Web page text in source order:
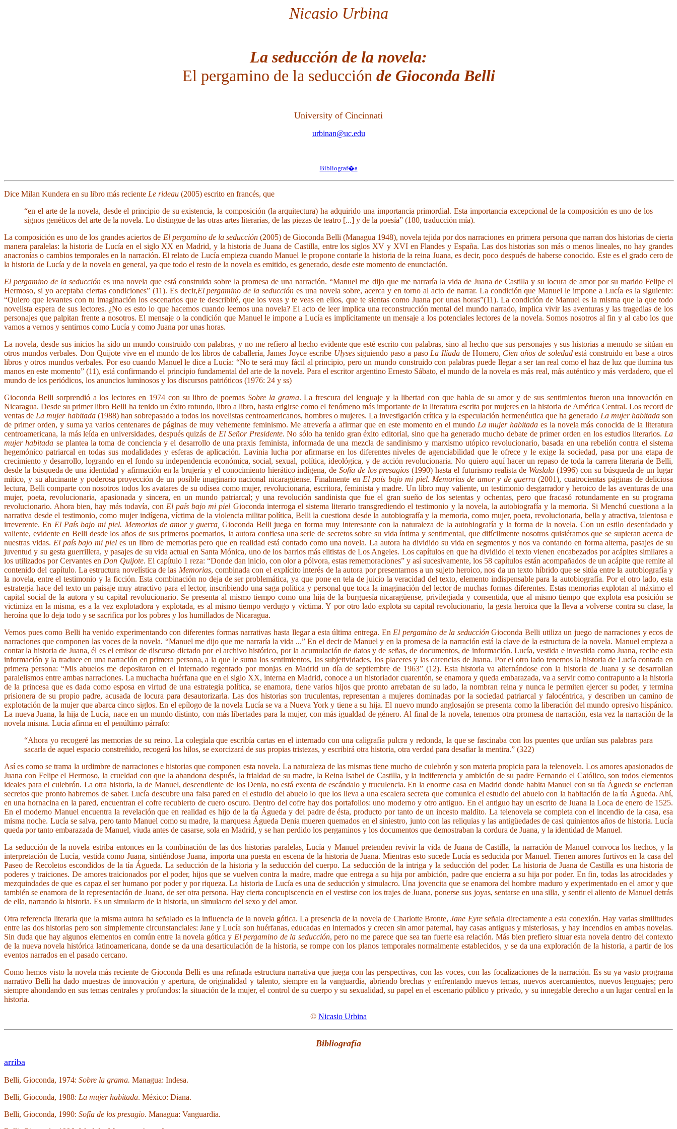
Nicasio Urbina
La seducción de la novela:
El pergamino de la seducción de Gioconda Belli
University of Cincinnati
urbinan@uc.edu
Bibliograf�a
Dice Milan Kundera en su libro más reciente Le rideau (2005) escrito en francés, que
“en el arte de la novela, desde el principio de su existencia, la composición (la arquitectura) ha adquirido una importancia primordial. Esta importancia excepcional de la composición es uno de los
signos genéticos del arte de la novela. Lo distingue de las otras artes literarias, de las piezas de teatro [...] y de la poesía” (180, traducción mía).
La composición es uno de los grandes aciertos de El pergamino de la seducción(2005) de Gioconda Belli (Managua 1948), novela tejida por dos narraciones en primera persona que narran dos historias de cierta
manera paralelas: la historia de Lucía en el siglo XX en Madrid, y la historia de Juana de Castilla, entre los siglos XV y XVI en Flandes y España. Las dos historias son más o menos lineales, no hay grandes
anacronías o cambios temporales en la narración. El relato de Lucía empieza cuando Manuel le propone contarle la historia de la reina Juana, es decir, poco después de haberse conocido. Este es el grado cero de
la historia de Lucía y de la novela en general, ya que todo el resto de la novela es emitido, es generado, desde este momento de enunciación.
El pergamino de la seducción es una novela que está construida sobre la promesa de una narración. “Manuel me dijo que me narraría la vida de Juana de Castilla y su locura de amor por su marido Felipe el
Hermoso, si yo aceptaba ciertas condiciones” (11). Es decir,El pergamino de la seducción es una novela sobre, acerca y en torno al acto de narrar. La condición que Manuel le impone a Lucía es la siguiente:
“Quiero que levantes con tu imaginación los escenarios que te describiré, que los veas y te veas en ellos, que te sientas como Juana por unas horas”(11). La condición de Manuel es la misma que la que todo
novelista espera de sus lectores. ¿No es esto lo que hacemos cuando leemos una novela? El acto de leer implica una reconstrucción mental del mundo narrado, implica vivir las aventuras y las tragedias de los
personajes que palpitan frente a nosotros. El mensaje o la condición que Manuel le impone a Lucía es implícitamente un mensaje a los potenciales lectores de la novela. Somos nosotros al fin y al cabo los que
vamos a vernos y sentirnos como Lucía y como Juana por unas horas.
La novela, desde sus inicios ha sido un mundo construido con palabras, y no me refiero al hecho evidente que esté escrito con palabras, sino al hecho que sus personajes y sus historias a menudo se sitúan en
otros mundos verbales. Don Quijote vive en el mundo de los libros de caballería, James Joyce escribe Ulysessiguiendo paso a paso La Ilíada de Homero, Cien años de soledadestá construido en base a otros
libros y otros mundos verbales. Por eso cuando Manuel le dice a Lucía: “No te será muy fácil al principio, pero un mundo construido con palabras puede llegar a ser tan real como el haz de luz que ilumina tus
manos en este momento” (11), está confirmando el principio fundamental del arte de la novela. Para el escritor argentino Ernesto Sábato, el mundo de la novela es más real, más auténtico y más verdadero, que el
mundo de los periódicos, los anuncios luminosos y los discursos patrióticos (1976: 24 y ss)
Gioconda Belli sorprendió a los lectores en 1974 con su libro de poemas Sobre la grama. La frescura del lenguaje y la libertad con que habla de su amor y de sus sentimientos fueron una innovación en
Nicaragua. Desde su primer libro Belli ha tenido un éxito rotundo, libro a libro, hasta erigirse como el fenómeno más importante de la literatura escrita por mujeres en la historia de América Central. Los record de
ventas de La mujer habitada(1988) han sobrepasado a todos los novelistas centroamericanos, hombres o mujeres. La investigación crítica y la especulación hermenéutica que ha generado La mujer habitadason
de primer orden, y suma ya varios centenares de páginas de muy vehemente feminismo. Me atrevería a afirmar que en este momento en el mundo La mujer habitadaes la novela más conocida de la literatura
centroamericana, la más leída en universidades, después quizás de El Señor Presidente. No sólo ha tenido gran éxito editorial, sino que ha generado mucho debate de primer orden en los estudios literarios. La
mujer habitada se plantea la toma de conciencia y el desarrollo de una praxis feminista, informada de una mezcla de sandinismo y marxismo utópico revolucionario, basada en una rebelión contra el sistema
hegemónico patriarcal en todas sus modalidades y esferas de aplicación. Lavinia lucha por afirmarse en los diferentes niveles de agenciabilidad que le ofrece y le exige la sociedad, pasa por una etapa de
crecimiento y desarrollo, logrando en el fondo su independencia económica, social, sexual, política, ideológica, y de acción revolucionaria. No quiero aquí hacer un repaso de toda la carrera literaria de Belli,
desde la búsqueda de una identidad y afirmación en la brujería y el conocimiento hierático indígena, de Sofía de los presagios (1990) hasta el futurismo realista de Waslala (1996) con su búsqueda de un lugar
mítico, y su alucinante y poderosa proyección de un posible imaginario nacional nicaragüense. Finalmente en El país bajo mi piel. Memorias de amor y de guerra (2001), cuatrocientas páginas de deliciosa
lectura, Belli comparte con nosotros todos los avatares de su odisea como mujer, revolucionaria, escritora, feminista y madre. Un libro muy valiente, un testimonio desgarrador y heroico de las aventuras de una
mujer, poeta, revolucionaria, apasionada y sincera, en un mundo patriarcal; y una revolución sandinista que fue el gran sueño de los setentas y ochentas, pero que fracasó rotundamente en su programa
revolucionario. Ahora bien, hay más todavía, con El país bajo mi piel Gioconda interroga el sistema literario transgrediendo el testimonio y la novela, la autobiografía y la memoria. Si Menchú cuestiona a la
narrativa desde el testimonio, como mujer indígena, víctima de la violencia militar política, Belli la cuestiona desde la autobiografía y la memoria, como mujer, poeta, revolucionaria, bella y atractiva, talentosa e
irreverente. En El País bajo mi piel. Memorias de amor y guerra, Gioconda Belli juega en forma muy interesante con la naturaleza de la autobiografía y la forma de la novela. Con un estilo desenfadado y
valiente, evidente en Belli desde los años de sus primeros poemarios, la autora confiesa una serie de secretos sobre su vida íntima y sentimental, que difícilmente nosotros quisiéramos que se supieran acerca de
nuestras vidas. El país bajo mi piel es un libro de memorias pero que en realidad está contado como una novela. La autora ha dividido su vida en segmentos y nos va contando en forma alterna, pasajes de su
juventud y su gesta guerrillera, y pasajes de su vida actual en Santa Mónica, uno de los barrios más elitistas de Los Angeles. Los capítulos en que ha dividido el texto vienen encabezados por acápites similares a
los utilizados por Cervantes en Don Quijote. El capítulo 1 reza: “Donde dan inicio, con olor a pólvora, estas rememoraciones” y así sucesivamente, los 58 capítulos están acompañados de un acápite que remite al
contenido del capítulo. La estructura novelística de las Memorias, combinada con el explícito interés de la autora por presentarnos a un sujeto heroico, nos da un texto híbrido que se sitúa entre la autobiografía y
la novela, entre el testimonio y la ficción. Esta combinación no deja de ser problemática, ya que pone en tela de juicio la veracidad del texto, elemento indispensable para la autobiografía. Por el otro lado, esta
estrategia hace del texto un paisaje muy atractivo para el lector, inscribiendo una saga política y personal que toca la imaginación del lector de muchas formas diferentes. Estas memorias explotan al máximo el
capital social de la autora y su capital revolucionario. Se presenta al mismo tiempo como una hija de la burguesía nicaragüense, privilegiada y consentida, que al mismo tiempo que explota esa posición se
victimiza en la misma, es a la vez explotadora y explotada, es al mismo tiempo verdugo y víctima. Y por otro lado explota su capital revolucionario, la gesta heroica que la lleva a volverse contra su clase, la
heroína que lo deja todo y se sacrifica por los pobres y los humillados de Nicaragua.
Vemos pues como Belli ha venido experimentando con diferentes formas narrativas hasta llegar a esta última entrega. En El pergamino de la seducciónGioconda Belli utiliza un juego de narraciones y ecos de
narraciones que componen las voces de la novela. “Manuel me dijo que me narraría la vida ...” En el decir de Manuel y en la promesa de la narración está la clave de la estructura de la novela. Manuel empieza a
contar la historia de Juana, él es el emisor de discurso dictado por el archivo histórico, por la acumulación de datos y de señas, de documentos, de información. Lucía, vestida e investida como Juana, recibe esta
información y la traduce en una narración en primera persona, a la que le suma los sentimientos, las subjetividades, los placeres y las carencias de Juana. Por el otro lado tenemos la historia de Lucía contada en
primera persona: “Mis abuelos me depositaron en el internado regentado por monjas en Madrid un día de septiembre de 1963” (12). Esta historia va alternándose con la historia de Juana y se desarrollan
paralelismos entre ambas narraciones. La muchacha huérfana que en el siglo XX, interna en Madrid, conoce a un historiador cuarentón, se enamora y queda embarazada, va a servir como contrapunto a la historia
de la princesa que es dada como esposa en virtud de una estrategia política, se enamora, tiene varios hijos que pronto arrebatan de su lado, la nombran reina y nunca le permiten ejercer su poder, y termina
prisionera de su propio padre, acusada de locura para desautorizarla. Las dos historias son truculentas, representan a mujeres dominadas por la sociedad patriarcal y falocéntrica, y describen un camino de
explotación de la mujer que abarca cinco siglos. En el epílogo de la novela Lucía se va a Nueva York y tiene a su hija. El nuevo mundo anglosajón se presenta como la liberación del mundo opresivo hispánico.
La nueva Juana, la hija de Lucía, nace en un mundo distinto, con más libertades para la mujer, con más igualdad de género. Al final de la novela, tenemos otra promesa de narración, esta vez la narración de la
novela misma. Lucía afirma en el penúltimo párrafo:
“Ahora yo recogeré las memorias de su reino. La colegiala que escribía cartas en el internado con una caligrafía pulcra y redonda, la que se fascinaba con los puentes que urdían sus palabras para
sacarla de aquel espacio constreñido, recogerá los hilos, se exorcizará de sus propias tristezas, y escribirá otra historia, otra verdad para desafiar la mentira.” (322)
Así es como se trama la urdimbre de narraciones e historias que componen esta novela. La naturaleza de las mismas tiene mucho de culebrón y son materia propicia para la telenovela. Los amores apasionados de
Juana con Felipe el Hermoso, la crueldad con que la abandona después, la frialdad de su madre, la Reina Isabel de Castilla, y la indiferencia y ambición de su padre Fernando el Católico, son todos elementos
ideales para el culebrón. La otra historia, la de Manuel, descendiente de los Denia, no está exenta de escándalo y truculencia. En la enorme casa en Madrid donde habita Manuel con su tía Águeda se encierran
secretos que pronto habremos de saber. Lucía descubre una falsa pared en el estudio del abuelo lo que los lleva a una escalera secreta que comunica el estudio del abuelo con la habitación de la tía Águeda. Ahí,
en una hornacina en la pared, encuentran el cofre recubierto de cuero oscuro. Dentro del cofre hay dos portafolios: uno moderno y otro antiguo. En el antiguo hay un escrito de Juana la Loca de enero de 1525.
En el moderno Manuel encuentra la revelación que en realidad es hijo de la tía Águeda y del padre de ésta, producto por tanto de un incesto maldito. La telenovela se completa con el incendio de la casa, esa
misma noche. Lucía se salva, pero tanto Manuel como su madre, la marquesa Águeda Denia mueren quemados en el siniestro, junto con las reliquias y las antigüedades de casi quinientos años de historia. Lucía
queda por tanto embarazada de Manuel, viuda antes de casarse, sola en Madrid, y se han perdido los pergaminos y los documentos que demostraban la cordura de Juana, y la identidad de Manuel.
La seducción de la novela estriba entonces en la combinación de las dos historias paralelas, Lucía y Manuel pretenden revivir la vida de Juana de Castilla, la narración de Manuel convoca los hechos, y la
interpretación de Lucía, vestida como Juana, sintiéndose Juana, importa una puesta en escena de la historia de Juana. Mientras esto sucede Lucía es seducida por Manuel. Tienen amores furtivos en la casa del
Paseo de Recoletos escondidos de la tía Águeda. La seducción de la historia y la seducción del cuerpo. La seducción de la intriga y la seducción del poder. La historia de Juana de Castilla es una historia de
poderes y traiciones. De amores traicionados por el poder, hijos que se vuelven contra la madre, madre que entrega a su hija por ambición, padre que encierra a su hija por poder. En fin, todas las atrocidades y
mezquindades de que es capaz el ser humano por poder y por riqueza. La historia de Lucía es una de seducción y simulacro. Una jovencita que se enamora del hombre maduro y experimentado en el amor y que
también se enamora de la representación de Juana, de ser otra persona. Hay cierta concupiscencia en el vestirse con los trajes de Juana, ponerse sus joyas, sentarse en una silla, y sentir el aliento de Manuel detrás
de ella, narrando la historia. Es un simulacro de la historia, un simulacro del sexo y del amor.
Otra referencia literaria que la misma autora ha señalado es la influencia de la novela gótica. La presencia de la novela de Charlotte Bronte,Jane Eyreseñala directamente a esta conexión. Hay varias similitudes
entre las dos historias pero son simplemente circunstanciales: Jane y Lucía son huérfanas, educadas en internados y crecen sin amor paternal, hay casas antiguas y misteriosas, y hay incendios en ambas novelas.
Sin duda que hay algunos elementos en común entre la novela gótica y El pergamino de la seducción, pero no me parece que sea tan fuerte esa relación. Más bien prefiero situar esta novela dentro del contexto
de la nueva novela histórica latinoamericana, donde se da una desarticulación de la historia, se rompe con los planos temporales normalmente establecidos, y se da una exploración de la historia, a partir de los
eventos narrados en el pasado cercano.
Como hemos visto la novela más reciente de Gioconda Belli es una refinada estructura narrativa que juega con las perspectivas, con las voces, con las focalizaciones de la narración. Es su ya vasto programa
narrativo Belli ha dado muestras de innovación y apertura, de originalidad y talento, siempre en la vanguardia, abriendo brechas y enfrentando nuevos temas, nuevos acercamientos, nuevos lenguajes; pero
siempre ahondando en sus temas centrales y profundos: la situación de la mujer, el control de su cuerpo y su sexualidad, su papel en el escenario público y privado, y su innegable derecho a un lugar central en la
historia.
© Nicasio Urbina
Bibliografía
arriba
Belli, Gioconda, 1974: Sobre la grama. Managua: Indesa.
Belli, Gioconda, 1988: La mujer habitada. México: Diana.
Belli, Gioconda, 1990: Sofía de los presagio. Managua: Vanguardia.